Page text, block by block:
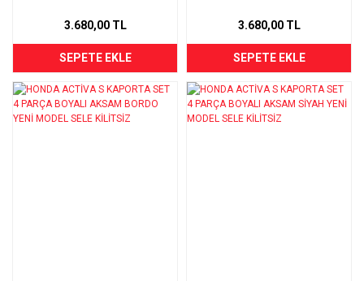
3.680,00 TL
SEPETE EKLE
3.680,00 TL
SEPETE EKLE